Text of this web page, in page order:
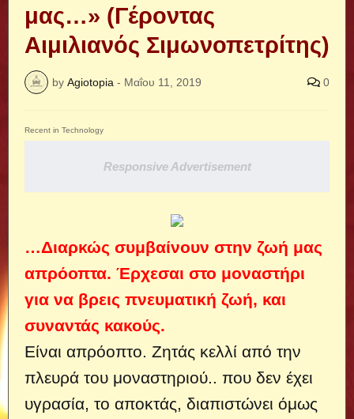
μας…» (Γέροντας
Αιμιλιανός Σιμωνοπετρίτης)
by Agiotopia - Μαΐου 11, 2019 0
Recent in Technology
Responsive Advertisement
…Διαρκώς συμβαίνουν στην ζωή μας
απρόοπτα. Έρχεσαι στο μοναστήρι
για να βρεις πνευματική ζωή, και
συναντάς κακούς.
Είναι απρόοπτο. Ζητάς κελλί από την
πλευρά του μοναστηριού.. που δεν έχει
υγρασία, το αποκτάς, διαπιστώνει όμως